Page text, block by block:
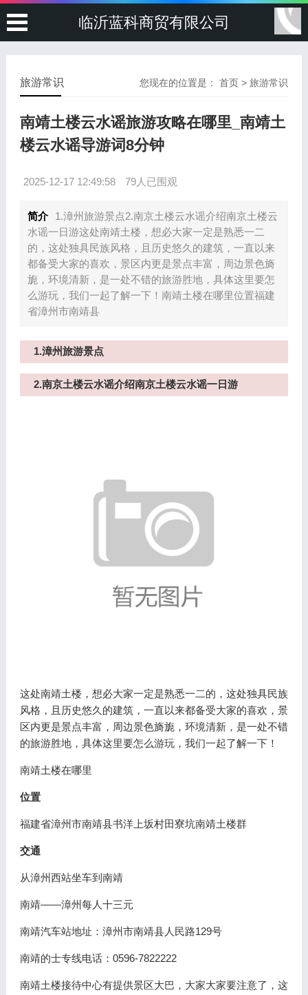
临沂蓝科商贸有限公司
您现在的位置是：首页 >旅游常识
旅游常识
南靖土楼云水谣旅游攻略在哪里_南靖土
楼云水谣导游词8分钟
2025-12-17 12:49:58 79人已围观
简介
1.漳州旅游景点2.南京土楼云水谣介绍南京土楼云
水谣一日游这处南靖土楼，想必大家一定是熟悉一二
的，这处独具民族风格，且历史悠久的建筑，一直以来
都备受大家的喜欢，景区内更是景点丰富，周边景色旖
旎，环境清新，是一处不错的旅游胜地，具体这里要怎
么游玩，我们一起了解一下！南靖土楼在哪里位置福建
省漳州市南靖县
1.漳州旅游景点
2.南京土楼云水谣介绍南京土楼云水谣一日游
这处南靖土楼，想必大家一定是熟悉一二的，这处独具民族
风格，且历史悠久的建筑，一直以来都备受大家的喜欢，景
区内更是景点丰富，周边景色旖旎，环境清新，是一处不错
的旅游胜地，具体这里要怎么游玩，我们一起了解一下！
南靖土楼在哪里
位置
福建省漳州市南靖县书洋上坂村田寮坑南靖土楼群
交通
从漳州西站坐车到南靖
南靖——漳州每人十三元
南靖汽车站地址：漳州市南靖县人民路129号
南靖的士专线电话：0596-7822222
南靖土楼接待中心有提供景区大巴，大家大家要注意了，这